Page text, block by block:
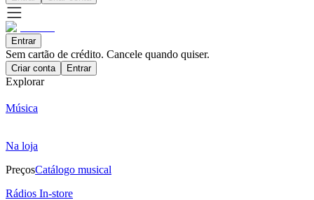
Entrar
Sem cartão de crédito. Cancele quando quiser.
Criar conta Entrar
Explorar
Música
Na loja
PreçosCatálogo musical
Rádios In-store